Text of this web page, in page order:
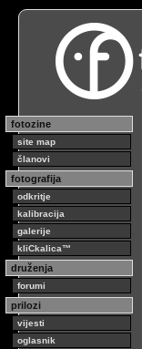
fotozine
site map
članovi
fotografija
odkritje
kalibracija
galerije
kliCkalica™
druženja
forumi
prilozi
vijesti
oglasnik